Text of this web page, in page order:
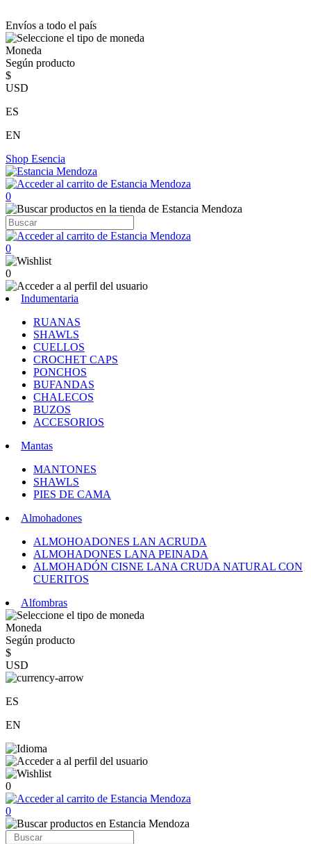
Envíos a todo el país
Moneda
Según producto
$
USD
ES
EN
Shop Esencia
0
0
0
Indumentaria
RUANAS
SHAWLS
CUELLOS
CROCHET CAPS
PONCHOS
BUFANDAS
CHALECOS
BUZOS
ACCESORIOS
Mantas
MANTONES
SHAWLS
PIES DE CAMA
Almohadones
ALMOHOADONES LAN ACRUDA
ALMOHADONES LANA PEINADA
ALMOHADÓN CISNE LANA CRUDA NATURAL CON
CUERITOS
Alfombras
Moneda
Según producto
$
USD
ES
EN
0
0